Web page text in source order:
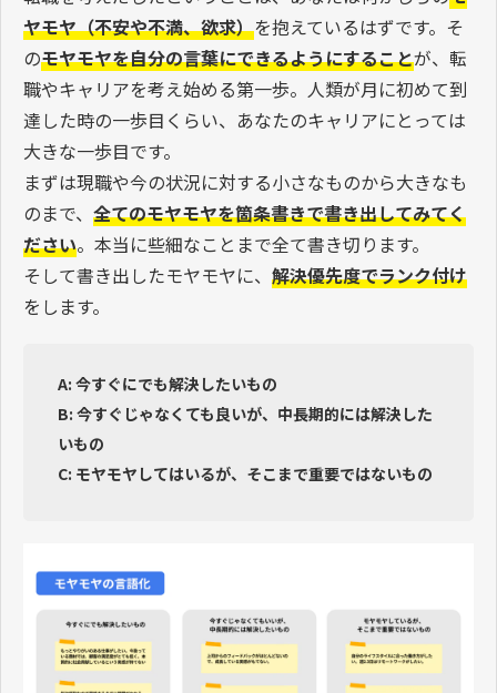
ヤモヤ（不安や不満、欲求）を抱えているはずです。そ
のモヤモヤを自分の言葉にできるようにすることが、転
職やキャリアを考え始める第一歩。人類が月に初めて到
達した時の一歩目くらい、あなたのキャリアにとっては
大きな一歩目です。
まずは現職や今の状況に対する小さなものから大きなも
のまで、 全てのモヤモヤを箇条書きで書き出してみてく
ださい。本当に些細なことまで全て書き切ります。
そして書き出したモヤモヤに、 解決優先度でランク付け
をします。
A: 今すぐにでも解決したいもの
B: 今すぐじゃなくても良いが、中長期的には解決した
いもの
C: モヤモヤしてはいるが、そこまで重要ではないもの